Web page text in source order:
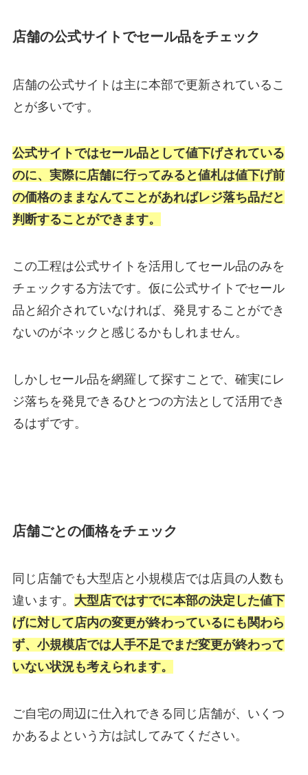
店舗の公式サイトでセール品をチェック
店舗の公式サイトは主に本部で更新されているこ
とが多いです。
公式サイトではセール品として値下げされている
のに、実際に店舗に行ってみると値札は値下げ前
の価格のままなんてことがあればレジ落ち品だと
判断することができます。
この工程は公式サイトを活用してセール品のみを
チェックする方法です。仮に公式サイトでセール
品と紹介されていなければ、発見することができ
ないのがネックと感じるかもしれません。
しかしセール品を網羅して探すことで、確実にレ
ジ落ちを発見できるひとつの方法として活用でき
るはずです。
店舗ごとの価格をチェック
同じ店舗でも大型店と小規模店では店員の人数も
違います。 大型店ではすでに本部の決定した値下
げに対して店内の変更が終わっているにも関わら
ず、小規模店では人手不足でまだ変更が終わって
いない状況も考えられます。
ご自宅の周辺に仕入れできる同じ店舗が、いくつ
かあるよという方は試してみてください。